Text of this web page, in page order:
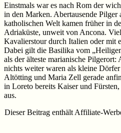
Einstmals war es nach Rom der
in den Marken. Abertausende Pilger
katholischen Welt kamen früher in
Adriaküste, unweit von Ancona.
Kavalierstour durch Italien oder mit
Dabei gilt die Basilika vom
als der älteste marianische
nichts weiter waren als kleine
Altötting und Maria Zell gerade
in Loreto bereits Kaiser und
aus.
Dieser Beitrag enthält Affiliate-